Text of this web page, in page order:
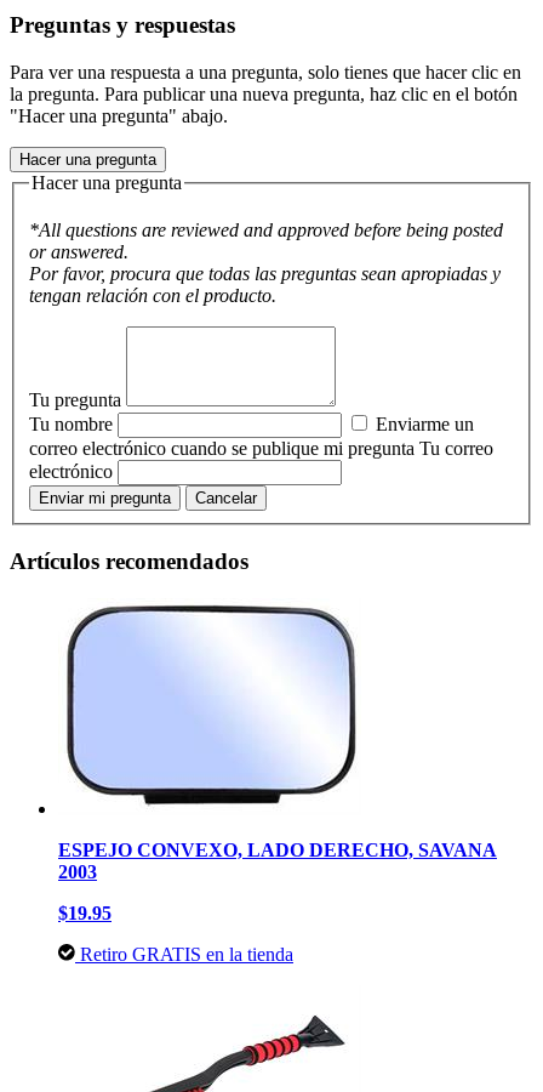
Preguntas y respuestas
Para ver una respuesta a una pregunta, solo tienes que hacer clic en
la pregunta. Para publicar una nueva pregunta, haz clic en el botón
"Hacer una pregunta" abajo.
Hacer una pregunta
Hacer una pregunta
*All questions are reviewed and approved before being posted
or answered.
Por favor, procura que todas las preguntas sean apropiadas y
tengan relación con el producto.
Tu pregunta
Tu nombre
Enviarme un
correo electrónico cuando se publique mi pregunta Tu correo
electrónico
Enviar mi pregunta Cancelar
Artículos recomendados
ESPEJO CONVEXO, LADO DERECHO, SAVANA
2003
$19.95
Retiro GRATIS en la tienda